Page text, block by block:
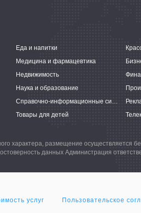
Еда и напитки
Медицина и фармацевтика
Недвижимость
Наука и образование
Справочно-информационные системы
Товары для детей
характера, размещение осуществляется
данных Администрация
услуг Пользовательское